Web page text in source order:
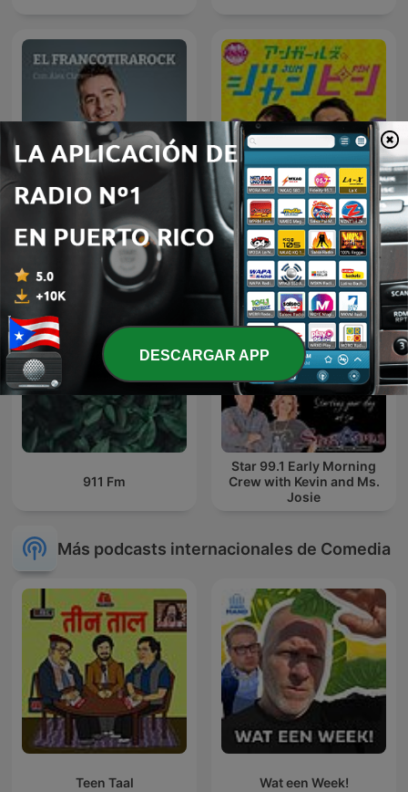
El Francotirarock
アンガールズのジャンピン[-
オールナイトニッポン
PODCAST-]
911 Fm
Star 99.1 Early Morning
Crew with Kevin and Ms.
Josie
Más podcasts internacionales de Comedia
Teen Taal Wat een Week!
DESCARGAR APP